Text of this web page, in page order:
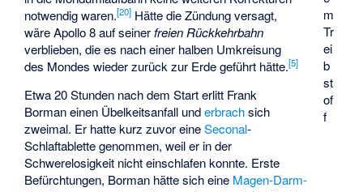
m
Tr
ei
b
st
of
f
notwendig waren.[20] Hätte die Zündung versagt,
wäre Apollo 8 auf seinerfreien Rückkehrbahn
verblieben, die es nach einer halben Umkreisung
des Mondes wieder zurück zur Erde geführt hätte.[5]
Etwa 20 Stunden nach dem Start erlitt Frank
Borman einen Übelkeitsanfall underbrachsich
zweimal. Er hatte kurz zuvor eineSeconal-
Schlaftablette genommen, weil er in der
Schwerelosigkeit nicht einschlafen konnte. Erste
Befürchtungen, Borman hätte sich eine Magen-Darm-